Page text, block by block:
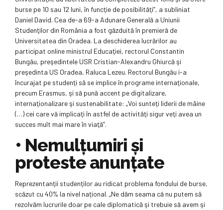
burse pe 10 sau 12 luni, în funcţie de posibilităţi”, a subliniat
Daniel David. Cea de-a 69-a Adunare Generală a Uniunii
Studenţilor din România a fost găzduită în premieră de
Universitatea din Oradea. La deschiderea lucrărilor au
participat online ministrul Educaţiei, rectorul Constantin
Bungău, preşedintele USR Cristian-Alexandru Ghiurcă şi
preşedinta US Oradea, Raluca Lezeu. Rectorul Bungău i-a
încurajat pe studenţi să se implice în programe internaţionale,
precum Erasmus, şi să pună accent pe digitalizare,
internaţionalizare şi sustenabilitate: „Voi sunteţi liderii de mâine
(…) cei care vă implicaţi în astfel de activităţi sigur veţi avea un
succes mult mai mare în viaţă”.
• Nemulţumiri şi
proteste anunţate
Reprezentanţii studenţilor au ridicat problema fondului de burse,
scăzut cu 40% la nivel naţional. „Ne dăm seama că nu putem să
rezolvăm lucrurile doar pe cale diplomatică şi trebuie să avem şi